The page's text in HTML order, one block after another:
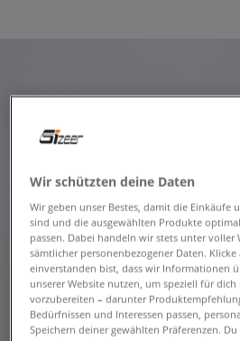
Wir schützten deine Daten
Wir geben unser Bestes, damit die Einkäufe
sind und die ausgewählten Produkte
passen. Dabei handeln wir stets unter voller
sämtlicher personenbezogener Daten.
einverstanden bist, dass wir Informationen
unserer Website nutzen, um speziell für
vorzubereiten – darunter
Bedürfnissen und Interessen passen,
Speichern deiner gewählten Präferenzen.